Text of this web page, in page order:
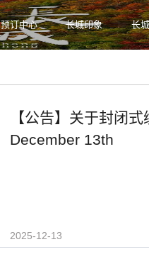
预订中心 长城印象 长
【公告】关于封闭
December 13th
2025-12-13